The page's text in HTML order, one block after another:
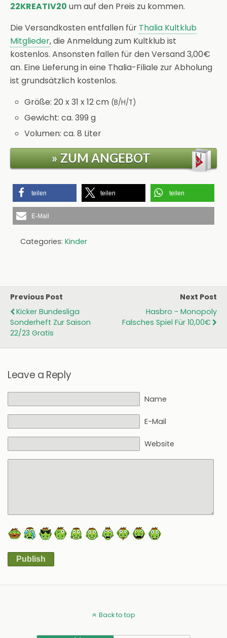
22KREATIV20 um auf den Preis zu kommen.
Die Versandkosten entfallen für Thalia Kultklub
Mitglieder, die Anmeldung zum Kultklub ist
kostenlos. Ansonsten fallen für den Versand 3,00€
an. Eine Lieferung in eine Thalia-Filiale zur Abholung
ist grundsätzlich kostenlos.
Größe: 20 x 31 x 12 cm (B/H/T)
Gewicht: ca. 399 g
Volumen: ca. 8 Liter
» ZUM ANGEBOT
teilen teilen teilen
E-Mail
Categories: Kinder
Previous Post
Kicker Bundesliga
Sonderheft Zur Saison
22/23 Gratis
Next Post
Hasbro - Monopoly
Falsches Spiel Für 10,00€
Leave a Reply
Name
E-Mail
Website
Publish
Back to top